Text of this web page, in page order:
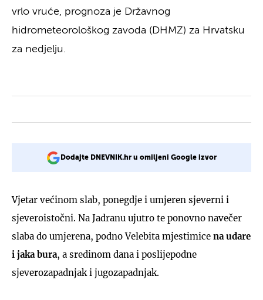
vrlo vruće, prognoza je Državnog
hidrometeorološkog zavoda (DHMZ) za Hrvatsku
za nedjelju.
Dodajte DNEVNIK.hr u omiljeni Google izvor
Vjetar većinom slab, ponegdje i umjeren sjeverni i
sjeveroistočni. Na Jadranu ujutro te ponovno navečer
slaba do umjerena, podno Velebita mjestimice na udare
i jaka bura, a sredinom dana i poslijepodne
sjeverozapadnjak i jugozapadnjak.